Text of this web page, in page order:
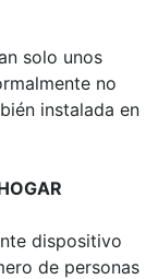
solo unos
no
instalada en
dispositivo
de personas